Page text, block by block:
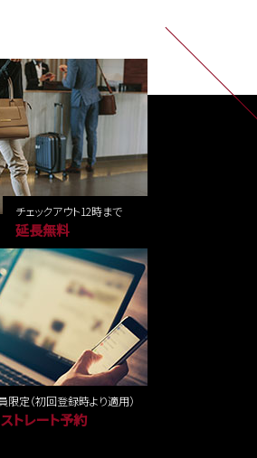
チェックアウト12時まで
延長無料
限定（初回登録時より適用）
トレート予約